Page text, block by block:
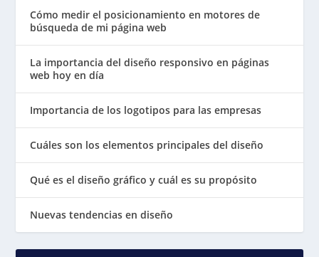
Cómo medir el posicionamiento en motores de
búsqueda de mi página web
La importancia del diseño responsivo en páginas
web hoy en día
Importancia de los logotipos para las empresas
Cuáles son los elementos principales del diseño
Qué es el diseño gráfico y cuál es su propósito
Nuevas tendencias en diseño